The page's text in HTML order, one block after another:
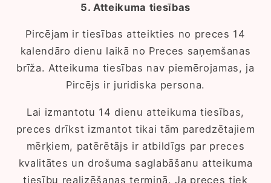
5. Atteikuma tiesības
Pircējam ir tiesības atteikties no preces 14
kalendāro dienu laikā no Preces saņemšanas
brīža. Atteikuma tiesības nav piemērojamas, ja
Pircējs ir juridiska persona.
Lai izmantotu 14 dienu atteikuma tiesības,
preces drīkst izmantot tikai tām paredzētajiem
mērķiem, patērētājs ir atbildīgs par preces
kvalitātes un drošuma saglabāšanu atteikuma
tiesību realizēšanas termiņā. Ja preces tiek